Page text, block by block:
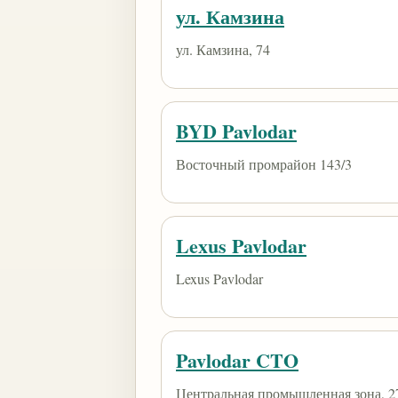
ул. Камзина
ул. Камзина, 74
BYD Pavlodar
Восточный промрайон 143/3
Lexus Pavlodar
Lexus Pavlodar
Pavlodar CTO
Центральная промышленная зона,